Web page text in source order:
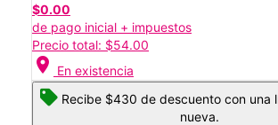
$0.00
de pago inicial + impuestos
Precio total: $54.00
location_on En existencia
Recibe $430 de descuento con una
nueva.